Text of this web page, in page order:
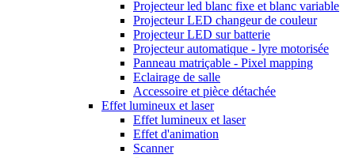
Projecteur led blanc fixe et blanc variable
Projecteur LED changeur de couleur
Projecteur LED sur batterie
Projecteur automatique - lyre motorisée
Panneau matriçable - Pixel mapping
Eclairage de salle
Accessoire et pièce détachée
Effet lumineux et laser
Effet lumineux et laser
Effet d'animation
Scanner